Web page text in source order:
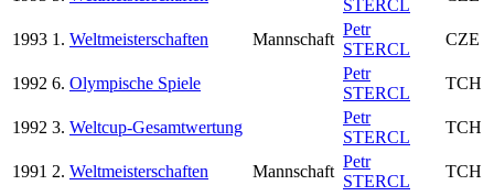
STERCL
1993 1. Weltmeisterschaften Mannschaft
Petr
STERCL
CZE
1992 6. Olympische Spiele
Petr
STERCL
TCH
1992 3. Weltcup-Gesamtwertung
Petr
STERCL
TCH
1991 2. Weltmeisterschaften Mannschaft
Petr
STERCL
TCH